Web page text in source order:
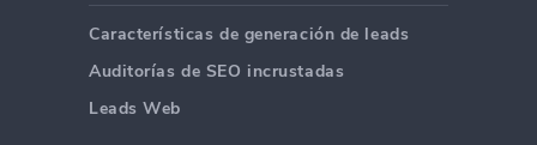
Características de generación de leads
Auditorías de SEO incrustadas
Leads Web